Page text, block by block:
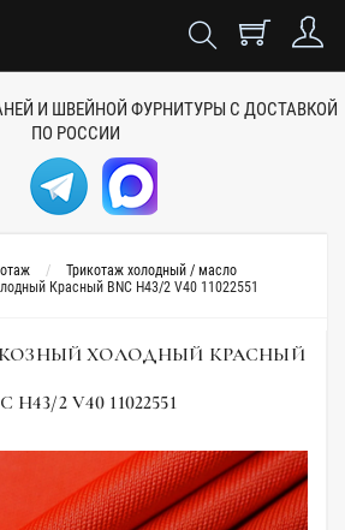
И ШВЕЙНОЙ ФУРНИТУРЫ С ДОСТАВКОЙ
ПО РОССИИ
Трикотаж холодный / масло
Красный BNC H43/2 V40 11022551
ХОЛОДНЫЙ КРАСНЫЙ
H43/2 V40 11022551